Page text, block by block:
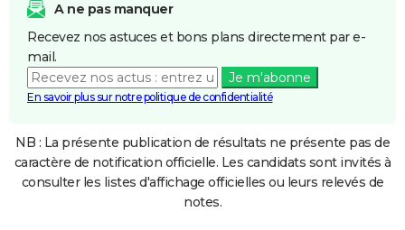
A ne pas manquer
Recevez nos astuces et bons plans directement par e-
mail.
Je m'abonne
En savoir plus sur notre politique de confidentialité
NB : La présente publication de résultats ne présente pas de
caractère de notification officielle. Les candidats sont invités à
consulter les listes d'affichage officielles ou leurs relevés de
notes.